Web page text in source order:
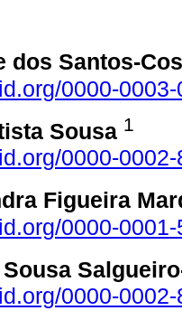
dos Santos-
0000-
Sousa 1
0000-
Figueira
0000-
0000-